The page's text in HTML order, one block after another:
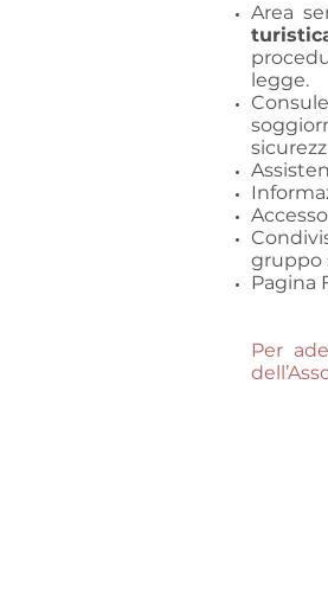
Area
legge.
gruppo
Pagina
Per